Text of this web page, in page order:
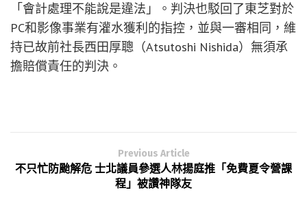
「會計處理不能說是違法」。判決也駁回了東芝對於
PC和影像事業有灌水獲利的指控，並與一審相同，維
持已故前社長西田厚聰（Atsutoshi Nishida）無須承
擔賠償責任的判決。
Previous Article
不只忙防颱解危 士北議員參選人林揚庭推「免費夏令營課
程」被讚神隊友